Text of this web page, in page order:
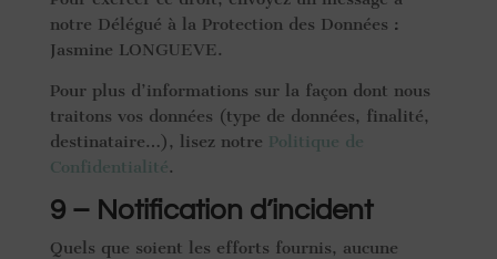
notre Délégué à la Protection des Données :
Jasmine LONGUEVE.
Pour plus d’informations sur la façon dont nous
traitons vos données (type de données, finalité,
destinataire…), lisez notre Politique de
Confidentialité.
9 – Notification d’incident
Quels que soient les efforts fournis, aucune